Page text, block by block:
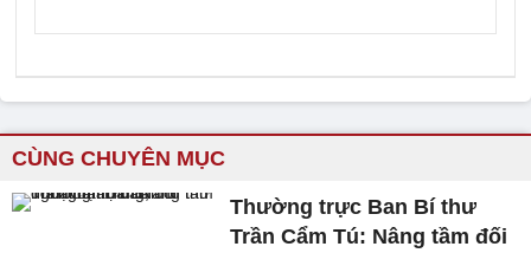
CÙNG CHUYÊN MỤC
Thường trực Ban Bí thư
Trần Cẩm Tú: Nâng tầm đối